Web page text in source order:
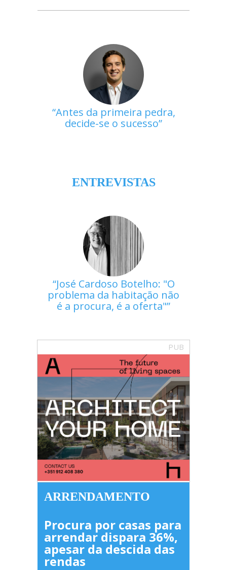
Antes da primeira pedra,
decide-se o sucesso
ENTREVISTAS
José Cardoso Botelho: "O
problema da habitação não
é a procura, é a oferta"
PUB
ARRENDAMENTO
Procura por casas para
arrendar dispara 36%,
apesar da descida das
rendas